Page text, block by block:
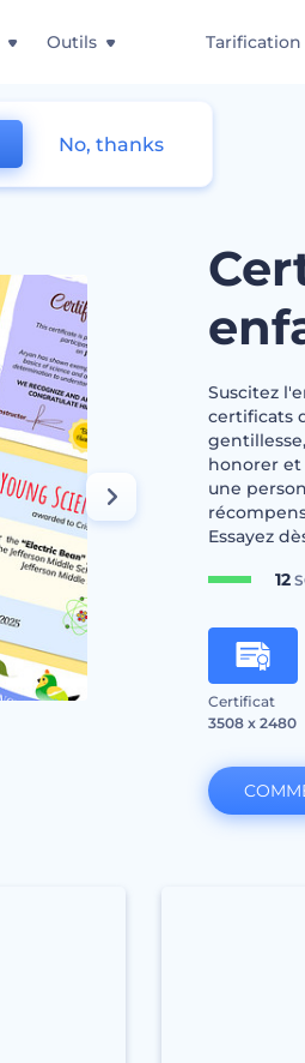
Outils Tarification
Suscitez
certificats
honorer et
une
Essayez
12
Certificat
3508 x 2480
No, thanks